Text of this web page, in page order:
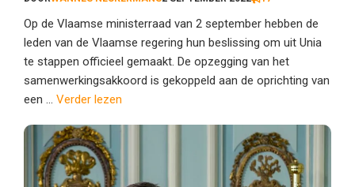
Op de Vlaamse ministerraad van 2 september hebben de
leden van de Vlaamse regering hun beslissing om uit Unia
te stappen officieel gemaakt. De opzegging van het
samenwerkingsakkoord is gekoppeld aan de oprichting van
een ... Verder lezen